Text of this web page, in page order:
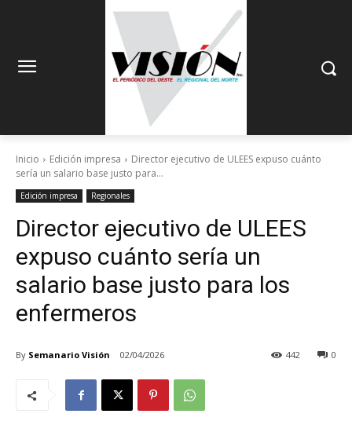
Inicio Edición impresa
Director ejecutivo de ULEES expuso cuánto
sería un salario base justo para...
Edición impresa Regionales
Director ejecutivo de ULEES
expuso cuánto sería un
salario base justo para los
enfermeros
By Semanario Visión 02/04/2026 0
442